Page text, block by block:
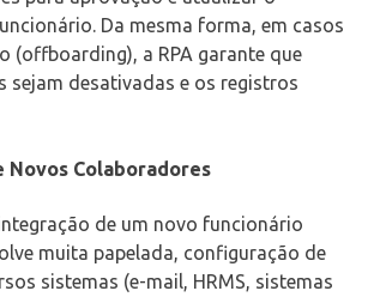
Da mesma forma, em casos
(offboarding), a RPA garante que
sejam desativadas e os registros
Novos Colaboradores
de um novo funcionário
muita papelada, configuração de
sistemas (e-mail, HRMS, sistemas